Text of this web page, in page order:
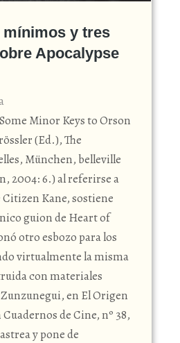
mínimos y tres
Apocalypse
Minor Keys to Orson
(Ed.), The
München, belleville
2004: 6.) al referirse a
Citizen Kane, sostiene
guion de Heart of
otro esbozo para los
virtualmente la misma
con materiales
en El Origen
de Cine, nº 38,
y pone de